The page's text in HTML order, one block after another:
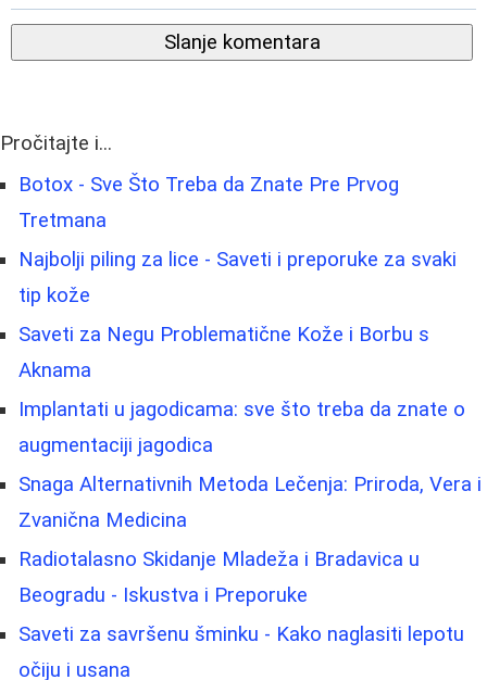
Slanje komentara
Pročitajte i...
Botox - Sve Što Treba da Znate Pre Prvog
Tretmana
Najbolji piling za lice - Saveti i preporuke za svaki
tip kože
Saveti za Negu Problematične Kože i Borbu s
Aknama
Implantati u jagodicama: sve što treba da znate o
augmentaciji jagodica
Snaga Alternativnih Metoda Lečenja: Priroda, Vera i
Zvanična Medicina
Radiotalasno Skidanje Mladeža i Bradavica u
Beogradu - Iskustva i Preporuke
Saveti za savršenu šminku - Kako naglasiti lepotu
očiju i usana